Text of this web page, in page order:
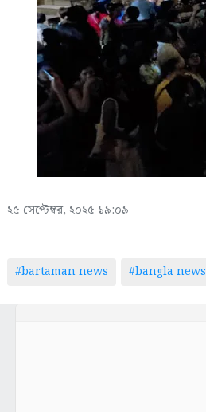
২৫ সেপ্টেম্বর, ২০২৫ ১৯:০৯
#bartaman news #bangla news